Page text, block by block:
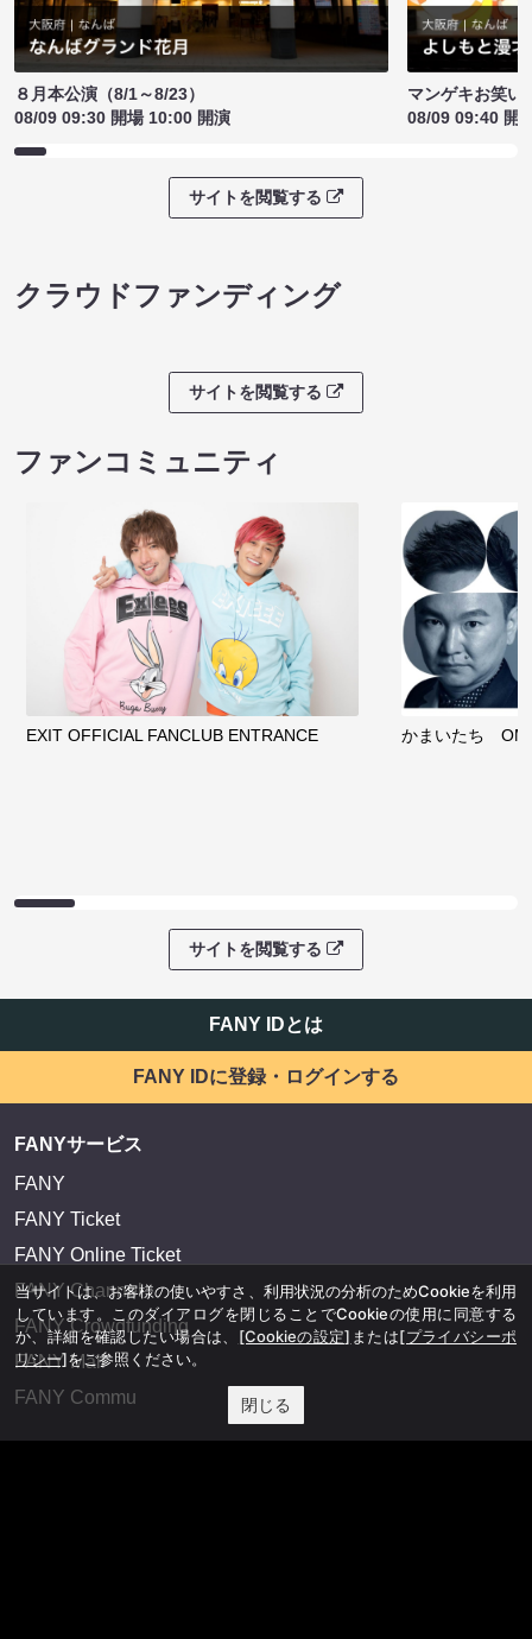
８月本公演（8/1～8/23）
08/09 09:30 開場 10:00 開演
マンゲキお笑い
08/09 09:40 開
サイトを閲覧する
クラウドファンディング
サイトを閲覧する
ファンコミュニティ
EXIT OFFICIAL FANCLUB ENTRANCE かまいたち
サイトを閲覧する
FANY IDとは
FANY IDに登録・ログインする
FANYサービス
FANY
FANY Ticket
FANY Online Ticket
FANY Channel
FANY Crowdfunding
FANY Mall
FANY Commu
当サイトは、お客様の使いやすさ、利用状況の分析のためCookieを利用
しています。このダイアログを閉じることでCookieの使用に同意する
か、詳細を確認したい場合は、 [Cookieの設定] または[プライバシーポ
リシー]をご参照ください。
閉じる